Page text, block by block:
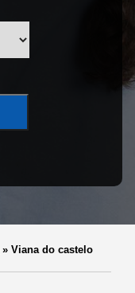
» Viana do castelo